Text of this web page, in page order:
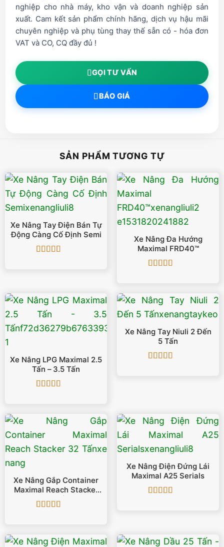
nghiệp cho nhà máy, kho vận và doanh nghiệp sản
xuất. Cam kết sản phẩm chính hãng, dịch vụ hậu mãi
chuyên nghiệp và phụ tùng thay thế sẵn có - hóa đơn
VAT và CO, CQ đầy đủ !
GỌI TƯ VẤN
BÁO GIÁ
SẢN PHẨM TƯƠNG TỰ
Xe Nâng Tay Điện Bán Tự
Động Càng Cố Định Semi
Xe Nâng Đa Hướng
Maximal FRD40™
Xe Nâng LPG Maximal 2.5
Tấn – 3.5 Tấn
Xe Nâng Tay Niuli 2 Đến
5 Tấn
Xe Nâng Gắp Container
Maximal Reach Stacker
32 Tấn
Xe Nâng Điện Đứng Lái
Maximal A25 Serials